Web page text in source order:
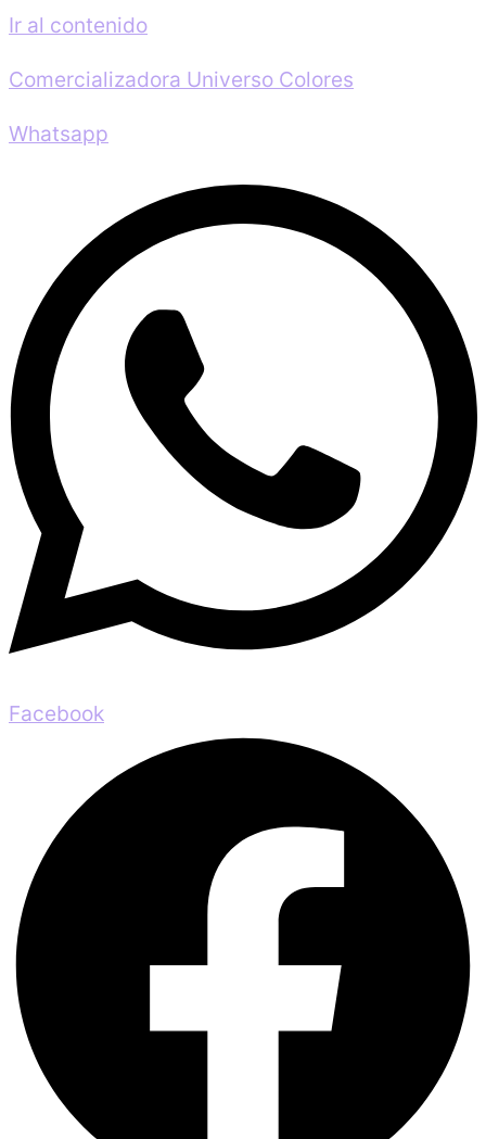
Ir al contenido
Comercializadora Universo Colores
Whatsapp
Facebook